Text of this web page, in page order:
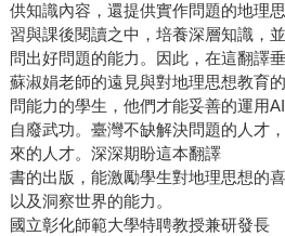
供知識內容，還提供實作問題的地理
習與課後閱讀之中，培養深層知識，
問出好問題的能力。因此，在這翻譯
蘇淑娟老師的遠見與對地理思想教育
問能力的學生，他們才能妥善的運用
自廢武功。臺灣不缺解決問題的人才
來的人才。深深期盼這本翻譯
書的出版，能激勵學生對地理思想的
以及洞察世界的能力。
國立彰化師範大學特聘教授兼研發長